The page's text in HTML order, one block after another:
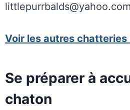
littlepurrbalds@yahoo.com
Voir les autres
Se préparer à
chaton